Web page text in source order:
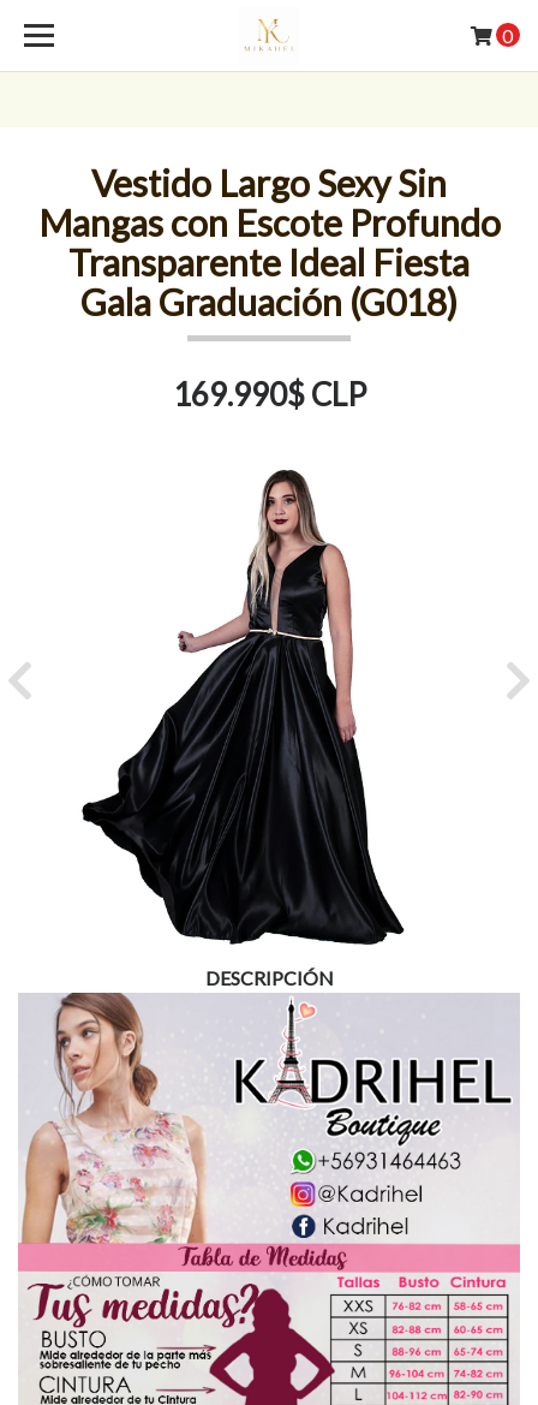
0
Vestido Largo Sexy Sin
Mangas con Escote Profundo
Transparente Ideal Fiesta
Gala Graduación (G018)
169.990$ CLP
Previous
DESCRIPCIÓN